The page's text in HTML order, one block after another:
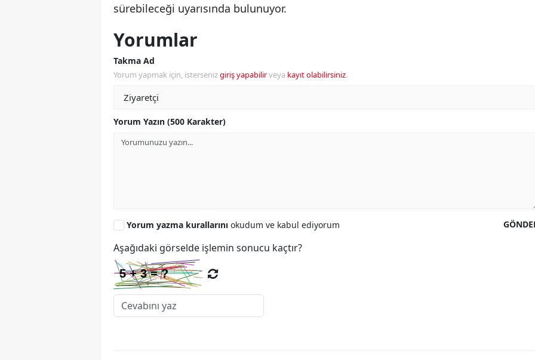
sürebileceği uyarısında bulunuyor.
Yorumlar
Takma Ad
Yorum yapmak için, istersenizgiriş yapabilirveya kayıt olabilirsiniz.
Yorum Yazın (500 Karakter)
Yorum yazma kurallarını okudum ve kabul ediyorum
Aşağıdaki görselde işlemin sonucu kaçtır?